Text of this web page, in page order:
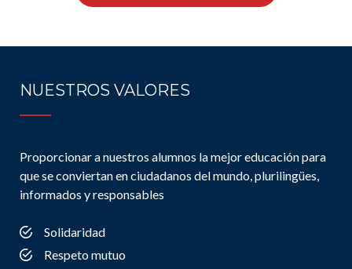
NUESTROS VALORES
Proporcionar a nuestros alumnos la mejor educación para
que se conviertan en ciudadanos del mundo, plurilingües,
informados y responsables
Solidaridad
Respeto mutuo